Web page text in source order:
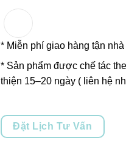
* Miễn phí giao hàng tận
* Sản phẩm được chế tác
thiện 15–20 ngày ( liên hệ
Đặt Lịch Tư Vấn